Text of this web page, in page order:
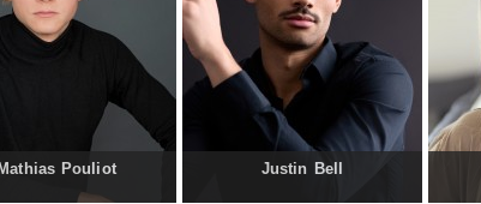
Mathias Pouliot Justin Bell